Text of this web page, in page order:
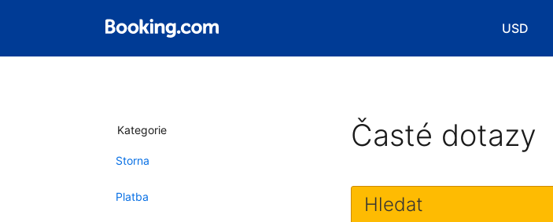
USD
Kategorie
Storna
Platba
Časté dotazy
Hledat